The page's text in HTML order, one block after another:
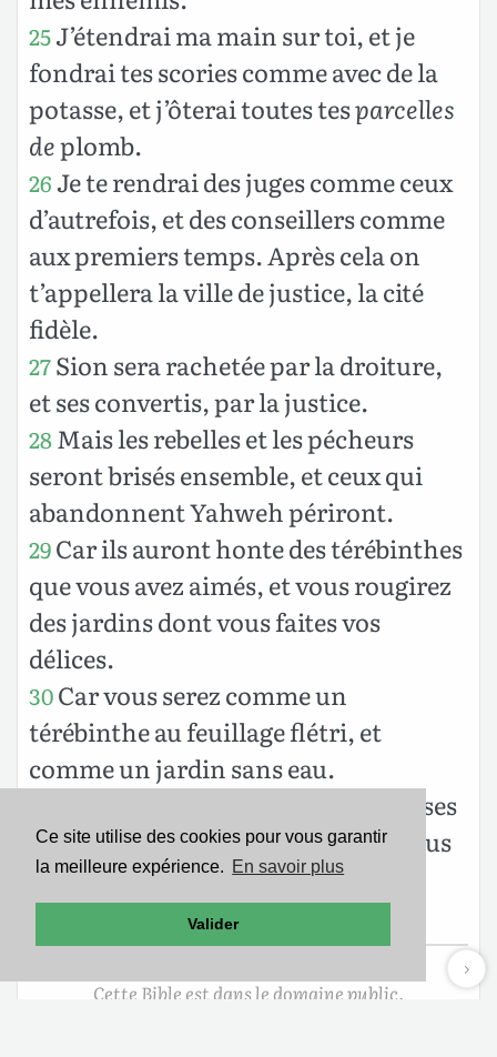
Ce site utilise des cookies pour vous garantir
la meilleure expérience. En savoir plus
Valider
25J’étendrai ma main sur toi, et je
fondrai tes scories comme avec de la
potasse, et j’ôterai toutes tesparcelles
deplomb.
26 Je te rendrai des juges comme ceux
d’autrefois, et des conseillers comme
aux premiers temps. Après cela on
t’appellera la ville de justice, la cité
fidèle.
27Sion sera rachetée par la droiture,
et ses convertis, par la justice.
28Mais les rebelles et les pécheurs
seront brisés ensemble, et ceux qui
abandonnent Yahweh périront.
29Car ils auront honte des térébinthes
que vous avez aimés, et vous rougirez
des jardins dont vous faites vos
délices.
30Car vous serez comme un
térébinthe au feuillage flétri, et
comme un jardin sans eau.
Et l’homme fort sera l’étoupe, et ses
œuvres, l’étincelle ; ils brûleront tous
deux ensemble, et personne
n’éteindra.
Cette Bible est dans le domaine public.